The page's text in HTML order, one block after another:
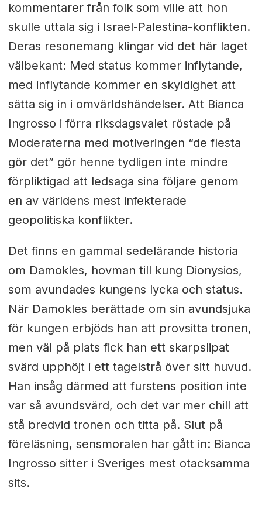
kommentarer från folk som ville att hon
skulle uttala sig i Israel-Palestina-konflikten.
Deras resonemang klingar vid det här laget
välbekant: Med status kommer inflytande,
med inflytande kommer en skyldighet att
sätta sig in i omvärldshändelser. Att Bianca
Ingrosso i förra riksdagsvalet röstade på
Moderaterna med motiveringen “de flesta
gör det” gör henne tydligen inte mindre
förpliktigad att ledsaga sina följare genom
en av världens mest infekterade
geopolitiska konflikter.
Det finns en gammal sedelärande historia
om Damokles, hovman till kung Dionysios,
som avundades kungens lycka och status.
När Damokles berättade om sin avundsjuka
för kungen erbjöds han att provsitta tronen,
men väl på plats fick han ett skarpslipat
svärd upphöjt i ett tagelstrå över sitt huvud.
Han insåg därmed att furstens position inte
var så avundsvärd, och det var mer chill att
stå bredvid tronen och titta på. Slut på
föreläsning, sensmoralen har gått in: Bianca
Ingrosso sitter i Sveriges mest otacksamma
sits.